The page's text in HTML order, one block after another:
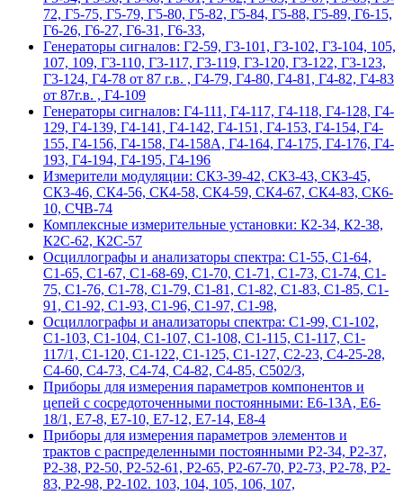
72, Г5-75, Г5-79, Г5-80, Г5-82, Г5-84, Г5-88, Г5-89, Г6-15,
Г6-26, Г6-27, Г6-31, Г6-33,
Гeнepaтopы cигнaлoв: Г2-59, Г3-101, Г3-102, Г3-104, 105,
107, 109, Г3-110, Г3-117, Г3-119, Г3-120, Г3-122, Г3-123,
Г3-124, Г4-78 от 87 г.в. , Г4-79, Г4-80, Г4-81, Г4-82, Г4-83
от 87г.в. , Г4-109
Гeнepaтopы cигнaлoв: Г4-111, Г4-117, Г4-118, Г4-128, Г4-
129, Г4-139, Г4-141, Г4-142, Г4-151, Г4-153, Г4-154, Г4-
155, Г4-156, Г4-158, Г4-158А, Г4-164, Г4-175, Г4-176, Г4-
193, Г4-194, Г4-195, Г4-196
Измерители модуляции: СК3-39-42, СК3-43, СК3-45,
СК3-46, СК4-56, СК4-58, СК4-59, СК4-67, СК4-83, СК6-
10, СЧВ-74
Комплексные измерительные установки: К2-34, К2-38,
К2С-62, К2С-57
Осциллографы и анализаторы спектра: С1-55, С1-64,
С1-65, С1-67, С1-68-69, С1-70, С1-71, С1-73, С1-74, С1-
75, С1-76, С1-78, С1-79, С1-81, С1-82, С1-83, С1-85, С1-
91, С1-92, С1-93, С1-96, С1-97, С1-98,
Осциллографы и анализаторы спектра: С1-99, С1-102,
С1-103, С1-104, С1-107, С1-108, С1-115, С1-117, С1-
117/1, С1-120, С1-122, С1-125, С1-127, С2-23, С4-25-28,
С4-60, С4-73, С4-74, С4-82, С4-85, С502/3,
Приборы для измерения параметров компонентов и
цепей с сосредоточенными постоянными: Е6-13А, Е6-
18/1, Е7-8, Е7-10, Е7-12, Е7-14, Е8-4
Приборы для измерения параметров элементов и
трактов с распределенными постоянными Р2-34, Р2-37,
Р2-38, Р2-50, Р2-52-61, Р2-65, Р2-67-70, Р2-73, Р2-78, Р2-
83, Р2-98, Р2-102. 103, 104, 105, 106, 107,